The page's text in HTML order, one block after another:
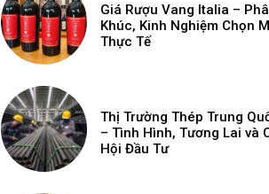
Giá Rượu Vang Italia –
Khúc, Kinh Nghiệm Chọn
Thực Tế
Thị Trường Thép Trung
– Tình Hình, Tương Lai và
Hội Đầu Tư